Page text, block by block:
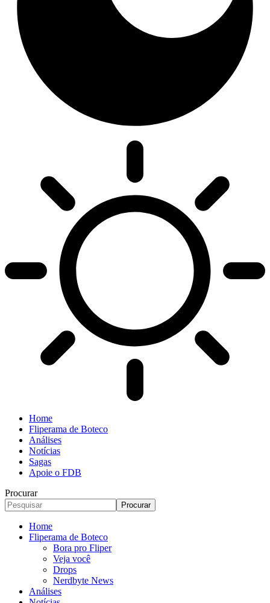
Home
Fliperama de Boteco
Análises
Notícias
Sagas
Apoie o FDB
Procurar
Home
Fliperama de Boteco
Bora pro Fliper
Veja você
Drops
Nerdbyte News
Análises